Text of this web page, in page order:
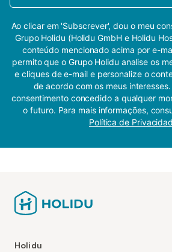
Ao clicar em 'Subscrever', dou o meu
Grupo Holidu (Holidu GmbH e Holidu
conteúdo mencionado acima por e-
permito que o Grupo Holidu analise os
e cliques de e-mail e personalize o
de acordo com os meus
consentimento concedido a qualquer
o futuro. Para mais informações,
Política de
Holidu